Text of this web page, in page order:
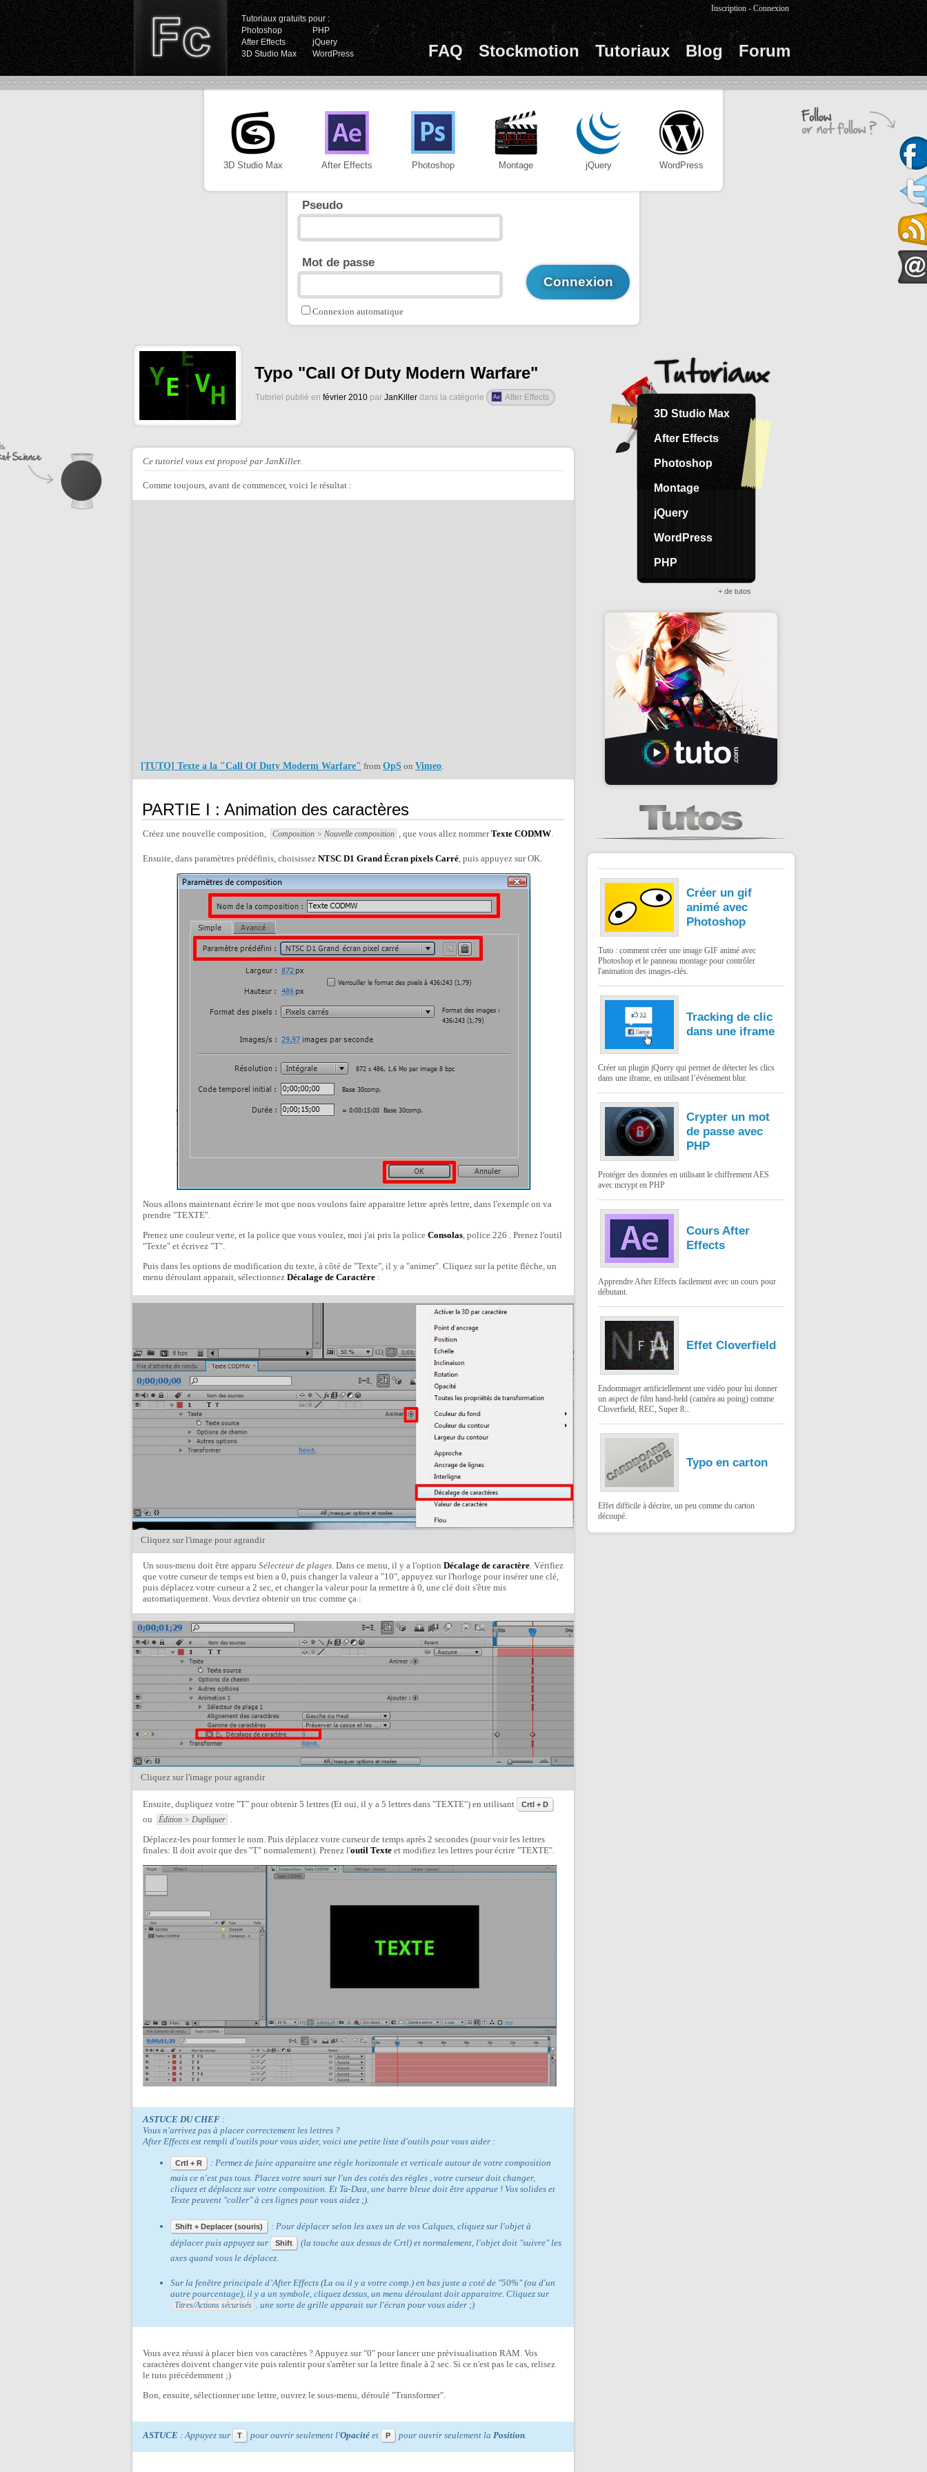
Tutoriaux gratuits pour :
Photoshop
PHP
After Effects
jQuery
3D Studio Max
WordPress FAQ Stockmotion Tutoriaux Blog Forum
Inscription -Connexion
3D Studio Max After Effects Photoshop Montage jQuery WordPress
Pseudo
Mot de passe
Connexion automatique
Typo "Call Of Duty Modern Warfare"
Tutoriel publié en février 2010 par JanKiller dans la catégorie After Effects
Ce tutoriel vous est proposé par JanKiller.
Comme toujours, avant de commencer, voici le résultat :
[TUTO] Texte a la "Call Of Duty Moderm Warfare" from OpS on Vimeo.
PARTIE I : Animation des caractères
Créez une nouvelle composition, Composition > Nouvelle composition , que vous allez nommerTexte CODMW.
Ensuite, dans paramètres prédéfinis, choisissez NTSC D1 Grand Écran pixels Carré, puis appuyez sur OK.
Nous allons maintenant écrire le mot que nous voulons faire apparaitre lettre après lettre, dans l'exemple on va
prendre "TEXTE".
Prenez une couleur verte, et la police que vous voulez, moi j'ai pris la police Consolas, police 226 . Prenez l'outil
"Texte" et écrivez "T".
Puis dans les options de modification du texte, à côté de "Texte", il y a "animer". Cliquez sur la petite flèche, un
menu déroulant apparait, sélectionnez Décalage de Caractère :
Cliquez sur l'image pour agrandir
Un sous-menu doit être apparu Sélecteur de plages . Dans ce menu, il y a l'option Décalage de caractère . Vérifiez
que votre curseur de temps est bien a 0, puis changer la valeur a "10", appuyez sur l'horloge pour insérer une clé,
puis déplacez votre curseur a 2 sec, et changer la valeur pour la remettre à 0, une clé doit s'être mis
automatiquement. Vous devriez obtenir un truc comme ça :
Cliquez sur l'image pour agrandir
Ensuite, dupliquez votre "T" pour obtenir 5 lettres (Et oui, il y a 5 lettres dans "TEXTE") en utilisant Crtl + D
ou Édition > Dupliquer .
Déplacez-les pour former le nom. Puis déplacez votre curseur de temps après 2 secondes (pour voir les lettres
finales: Il doit avoir que des "T" normalement). Prenez l'outil Texte et modifiez les lettres pour écrire "TEXTE".
ASTUCE DU CHEF :
Vous n'arrivez pas à placer correctement les lettres ?
After Effects est rempli d'outils pour vous aider, voici une petite liste d'outils pour vous aider :
Crtl + R
: Permez de faire apparaitre une règle horizontale et verticale autour de votre composition
mais ce n'est pas tous. Placez votre souri sur l'un des cotés des règles , votre curseur doit changer,
cliquez et déplacez sur votre composition. Et Ta-Daa, une barre bleue doit être apparue ! Vos solides et
Texte peuvent "coller" à ces lignes pour vous aidez ;).
Shift + Deplacer (souris)
: Pour déplacer selon les axes un de vos Calques, cliquez sur l'objet à
déplacer puis appuyez sur
Shift
(la touche aux dessus de Crtl) et normalement, l'objet doit "suivre" les
axes quand vous le déplacez.
Sur la fenêtre principale d’After Effects (La ou il y a votre comp.) en bas juste a coté de "50%" (ou d'un
autre pourcentage), il y a un symbole, cliquez dessus, un menu déroulant doit apparaitre. Cliquez sur
Titres/Actions sécurisés . une sorte de grille apparait sur l'écran pour vous aider ;)
Vous avez réussi à placer bien vos caractères ? Appuyez sur "0" pour lancer une prévisualisation RAM. Vos
caractères doivent changer vite puis ralentir pour s'arrêter sur la lettre finale à 2 sec. Si ce n'est pas le cas, relisez
le tuto précédemment ;)
Bon, ensuite, sélectionner une lettre, ouvrez le sous-menu, déroulé "Transformer".
ASTUCE : Appuyez sur T pour ouvrir seulement l'Opacité et P pour ouvrir seulement la Position
3D Studio Max
After Effects
Photoshop
Montage
jQuery
WordPress
PHP
+ de tutos
Créer un gif
animé avec
Photoshop
Tuto : comment créer une image GIF animé avec
Photoshop et le panneau montage pour contrôler
l'animation des images-clés.
Tracking de clic
dans une iframe
Créer un plugin jQuery qui permet de détecter les clics
dans une iframe, en utilisant l’événement blur.
Crypter un mot
de passe avec
PHP
Protéger des données en utilisant le chiffrement AES
avec mcrypt en PHP
Cours After
Effects
Apprendre After Effects facilement avec un cours pour
débutant.
Effet Cloverfield
Endommager artificiellement une vidéo pour lui donner
un aspect de film hand-held (caméra au poing) comme
Cloverfield, REC, Super 8...
Typo en carton
Effet difficile à décrire, un peu comme du carton
découpé.